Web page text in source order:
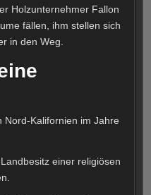
Holzunternehmer Fallon
fällen, ihm stellen sich
in den Weg.
Nord-Kalifornien im Jahre
einer religiösen